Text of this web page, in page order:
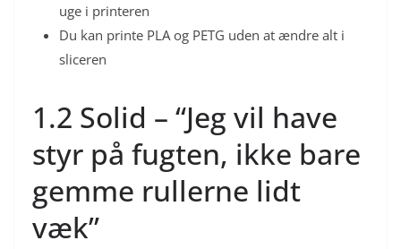
uge i printeren
Du kan printe PLA og PETG uden at ændre alt i
sliceren
1.2 Solid – “Jeg vil have
styr på fugten, ikke bare
gemme rullerne lidt
væk”